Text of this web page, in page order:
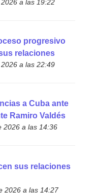
a las 19:22
progresivo
relaciones
a las 22:49
a Cuba ante
Ramiro Valdés
2026 a las 14:36
sus relaciones
2026 a las 14:27